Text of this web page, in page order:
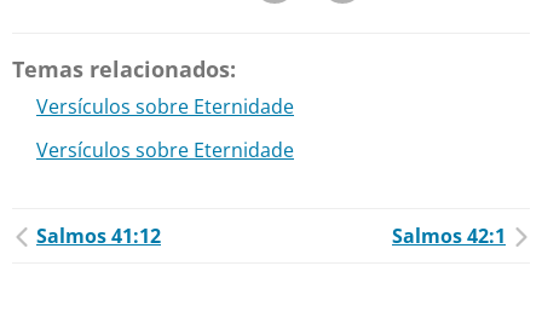
Temas relacionados:
Versículos sobre Eternidade
Versículos sobre Eternidade
Salmos 41:12 Salmos 42:1